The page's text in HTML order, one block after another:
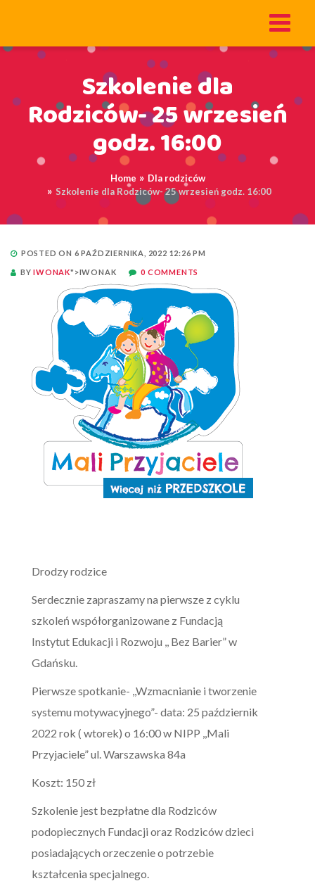
Szkolenie dla
Rodziców- 25 wrzesień
godz. 16:00
Home
Dla rodziców
Szkolenie dla Rodziców- 25 wrzesień godz. 16:00
POSTED ON 6 PAŹDZIERNIKA, 2022 12:26 PM
BYIWONAK">IWONAK 0 COMMENTS
Drodzy rodzice
Serdecznie zapraszamy na pierwsze z cyklu
szkoleń współorganizowane z Fundacją
Instytut Edukacji i Rozwoju ,, Bez Barier” w
Gdańsku.
Pierwsze spotkanie- ,,Wzmacnianie i tworzenie
systemu motywacyjnego”- data: 25 październik
2022 rok ( wtorek) o 16:00 w NIPP ,,Mali
Przyjaciele” ul. Warszawska 84a
Koszt: 150 zł
Szkolenie jest bezpłatne dla Rodziców
podopiecznych Fundacji oraz Rodziców dzieci
posiadających orzeczenie o potrzebie
kształcenia specjalnego.